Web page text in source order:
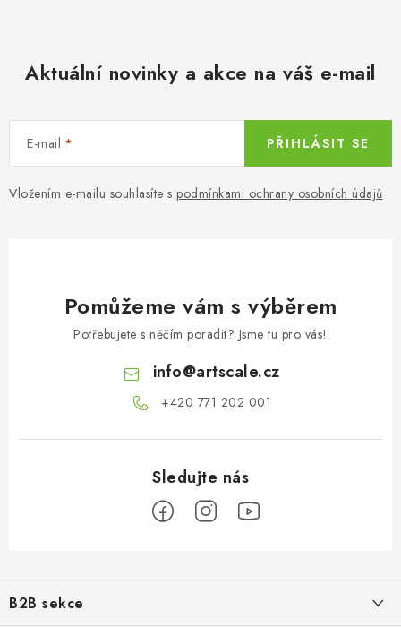
Aktuální novinky a akce na váš e-mail
E-mail
Vložením e-mailu souhlasíte s podmínkami ochrany osobních údajů
PŘIHLÁSIT SE
Pomůžeme vám s výběrem
Potřebujete s něčím poradit? Jsme tu pro vás!
info@artscale.cz
+420 771 202 001​
pB2B sekce